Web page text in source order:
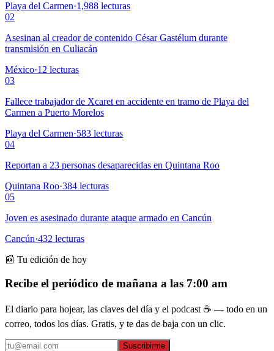
Playa del Carmen·1,988 lecturas
02
Asesinan al creador de contenido César Gastélum durante
transmisión en Culiacán
México·12 lecturas
03
Fallece trabajador de Xcaret en accidente en tramo de Playa del
Carmen a Puerto Morelos
Playa del Carmen·583 lecturas
04
Reportan a 23 personas desaparecidas en Quintana Roo
Quintana Roo·384 lecturas
05
Joven es asesinado durante ataque armado en Cancún
Cancún·432 lecturas
📰 Tu edición de hoy
Recibe el periódico de mañana a las 7:00 am
El diario para hojear, las claves del día y el podcast ☕ — todo en un
correo, todos los días. Gratis, y te das de baja con un clic.
Suscribirme